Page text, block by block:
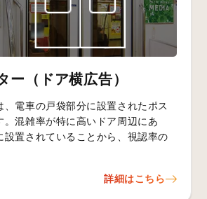
ー（ドア横広告）
、電車の戸袋部分に設置されたポス
。混雑率が特に高いドア周辺にあ
設置されていることから、視認率の
詳細はこちら